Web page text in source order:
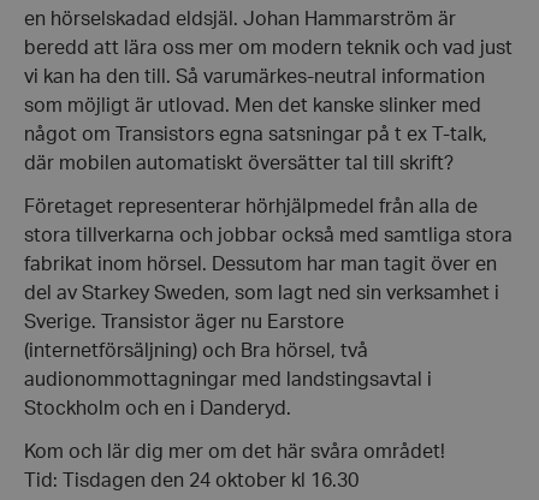
en hörselskadad eldsjäl. Johan Hammarström är
beredd att lära oss mer om modern teknik och vad just
vi kan ha den till. Så varumärkes-neutral information
som möjligt är utlovad. Men det kanske slinker med
något om Transistors egna satsningar på t ex T-talk,
där mobilen automatiskt översätter tal till skrift?
Företaget representerar hörhjälpmedel från alla de
stora tillverkarna och jobbar också med samtliga stora
fabrikat inom hörsel. Dessutom har man tagit över en
del av Starkey Sweden, som lagt ned sin verksamhet i
Sverige. Transistor äger nu Earstore
(internetförsäljning) och Bra hörsel, två
audionommottagningar med landstingsavtal i
Stockholm och en i Danderyd.
Kom och lär dig mer om det här svåra området!
Tid: Tisdagen den 24 oktober kl 16.30